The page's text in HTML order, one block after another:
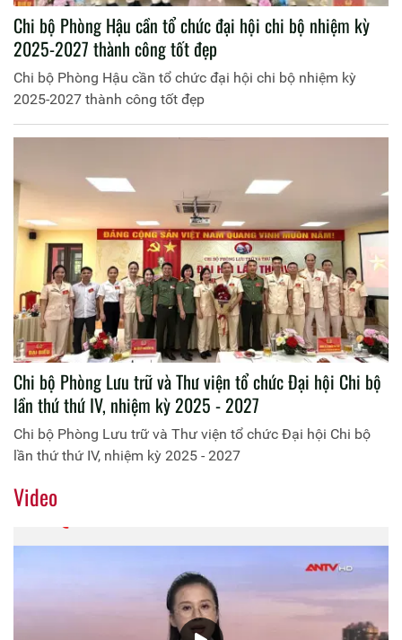
Chi bộ Phòng Hậu cần tổ chức đại hội chi bộ nhiệm kỳ
2025-2027 thành công tốt đẹp
Chi bộ Phòng Hậu cần tổ chức đại hội chi bộ nhiệm kỳ
2025-2027 thành công tốt đẹp
Chi bộ Phòng Lưu trữ và Thư viện tổ chức Đại hội Chi bộ
lần thứ thứ IV, nhiệm kỳ 2025 - 2027
Chi bộ Phòng Lưu trữ và Thư viện tổ chức Đại hội Chi bộ
lần thứ thứ IV, nhiệm kỳ 2025 - 2027
Video